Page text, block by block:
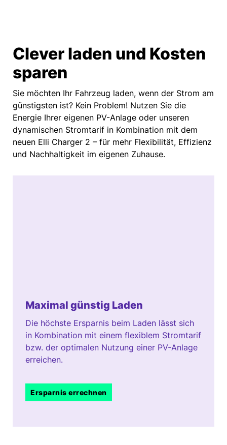
Clever laden und Kosten
sparen
Sie möchten Ihr Fahrzeug laden, wenn der Strom am
günstigsten ist? Kein Problem! Nutzen Sie die
Energie Ihrer eigenen PV-Anlage oder unseren
dynamischen Stromtarif in Kombination mit dem
neuen Elli Charger 2 – für mehr Flexibilität, Effizienz
und Nachhaltigkeit im eigenen Zuhause.
Maximal günstig Laden
Die höchste Ersparnis beim Laden lässt sich
in Kombination mit einem flexiblem Stromtarif
bzw. der optimalen Nutzung einer PV-Anlage
erreichen.
Ersparnis errechnen